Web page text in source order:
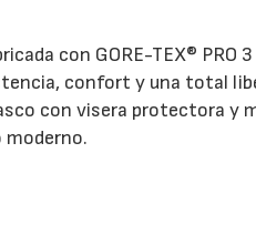
con GORE-TEX® PRO
confort y una total
con visera protectora y
moderno.